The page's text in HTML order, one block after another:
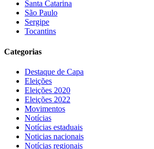
Santa Catarina
São Paulo
Sergipe
Tocantins
Categorias
Destaque de Capa
Eleições
Eleições 2020
Eleições 2022
Movimentos
Notícias
Notícias estaduais
Noticias nacionais
Notícias regionais